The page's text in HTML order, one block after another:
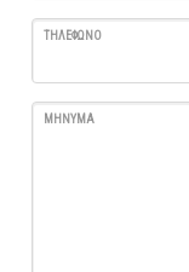
ΤΗΛΈΦΩΝΟ
ΜΉΝΥΜΑ